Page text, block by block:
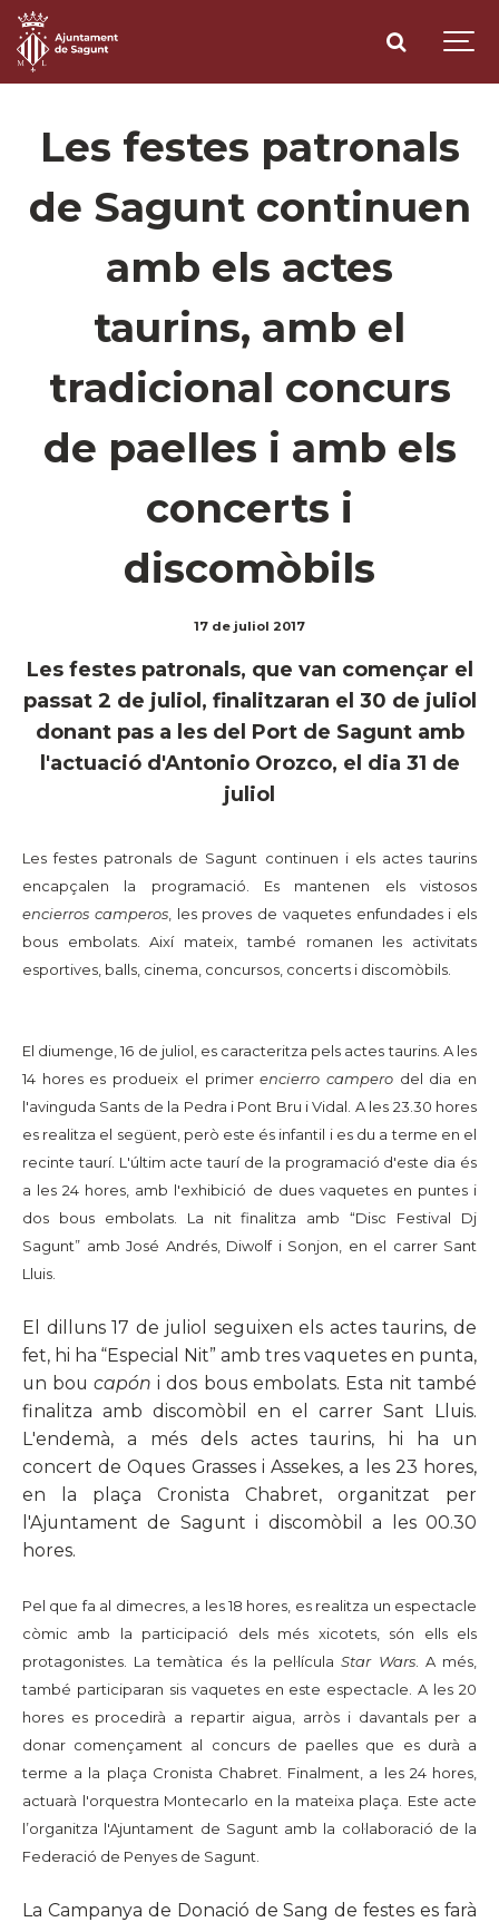
Les festes patronals
de Sagunt continuen
amb els actes
taurins, amb el
tradicional concurs
de paelles i amb els
concerts i
discomòbils
17 de juliol 2017
Les festes patronals, que van començar el
passat 2 de juliol, finalitzaran el 30 de juliol
donant pas a les del Port de Sagunt amb
l'actuació d'Antonio Orozco, el dia 31 de
juliol
Les festes patronals de Sagunt continuen i els actes taurins
encapçalen la programació. Es mantenen els vistosos
encierros camperos, les proves de vaquetes enfundades i els
bous embolats. Així mateix, també romanen les activitats
esportives, balls, cinema, concursos, concerts i discomòbils.
El diumenge, 16 de juliol, es caracteritza pels actes taurins. A les
14 hores es produeix el primerencierro camperodel dia en
l'avinguda Sants de la Pedra i Pont Bru i Vidal. A les 23.30 hores
es realitza el següent, però este és infantil i es du a terme en el
recinte taurí. L'últim acte taurí de la programació d'este dia és
a les 24 hores, amb l'exhibició de dues vaquetes en puntes i
dos bous embolats. La nit finalitza amb “Disc Festival Dj
Sagunt” amb José Andrés, Diwolf i Sonjon, en el carrer Sant
Lluis.
El dilluns 17 de juliol seguixen els actes taurins, de
fet, hi ha “Especial Nit” amb tres vaquetes en punta,
un boucapón i dos bous embolats. Esta nit també
finalitza amb discomòbil en el carrer Sant Lluis.
L'endemà, a més dels actes taurins, hi ha un
concert de Oques Grasses i Assekes, a les 23 hores,
en la plaça Cronista Chabret, organitzat per
l'Ajuntament de Sagunt i discomòbil a les 00.30
hores.
Pel que fa al dimecres, a les 18 hores, es realitza un espectacle
còmic amb la participació dels més xicotets, són ells els
protagonistes. La temàtica és la pel·lículaStar Wars. A més,
també participaran sis vaquetes en este espectacle. A les 20
hores es procedirà a repartir aigua, arròs i davantals per a
donar començament al concurs de paelles que es durà a
terme a la plaça Cronista Chabret. Finalment, a les 24 hores,
actuarà l'orquestra Montecarlo en la mateixa plaça. Este acte
l’organitza l'Ajuntament de Sagunt amb la col·laboració de la
Federació de Penyes de Sagunt.
La Campanya de Donació de Sang de festes es farà